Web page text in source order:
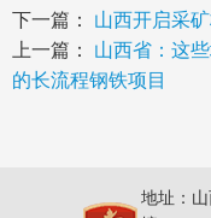
下一篇： 山西开启采
上一篇： 山西省：这
的长流程钢铁项目
地址：